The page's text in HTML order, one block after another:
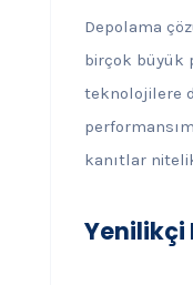
Depolama
birçok büyük
teknolojilere
kanıtlar
Yenilikçi